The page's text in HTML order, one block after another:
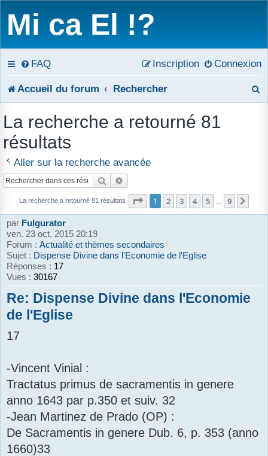
Mi ca El !?
FAQ Connexion
Inscription
Accueil du forum Rechercher
c
La recherche a retourné 81
résultats
Aller sur la recherche avancée
Rechercher
La recherche a retourné 81 résultats Page 1sur9
1 2 3 4 5 9
par Fulgurator
ven. 23 oct. 2015 20:19
Forum : Actualité et thèmes secondaires
Sujet : Dispense Divine dans l'Economie de l'Eglise
Réponses : 17
Vues : 30167
Re: Dispense Divine dans l'Economie
de l'Eglise
17
-Vincent Vinial :
Tractatus primus de sacramentis in genere
anno 1643 par p.350 et suiv. 32
-Jean Martinez de Prado (OP) :
De Sacramentis in genere Dub. 6, p. 353 (anno
1660)33